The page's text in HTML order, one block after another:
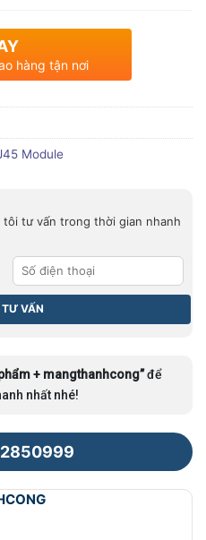
hàng tận nơi
Module
tư vấn trong thời gian nhanh
+ mangthanhcong”để
nhất nhé!